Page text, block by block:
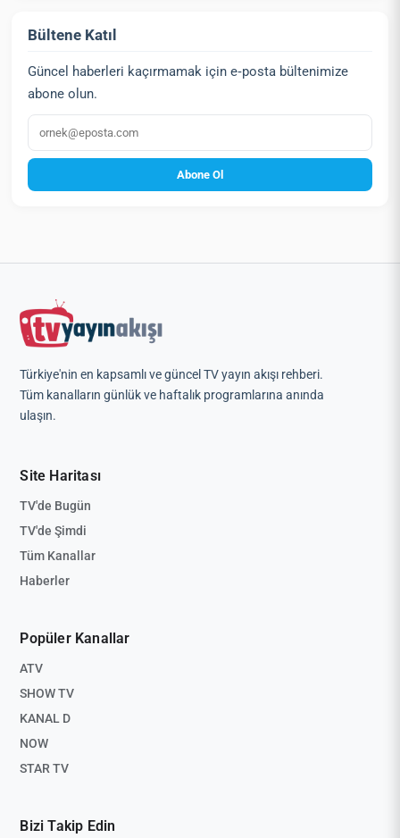
Bültene Katıl
Güncel haberleri kaçırmamak için e‑posta bültenimize
abone olun.
E‑posta
Abone Ol
Türkiye'nin en kapsamlı ve güncel TV yayın akışı rehberi.
Tüm kanalların günlük ve haftalık programlarına anında
ulaşın.
Site Haritası
TV'de Bugün
TV'de Şimdi
Tüm Kanallar
Haberler
Popüler Kanallar
ATV
SHOW TV
KANAL D
NOW
STAR TV
Bizi Takip Edin